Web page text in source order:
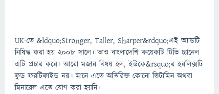
UK-তে &ldquo;Stronger, Taller, Sharper&rdquo;এই অ্যাডটি
নিষিদ্ধ করা হয় ২০০৮ সালে। তাও বাংলাদেশি কয়েকটি টিভি চ্যানেল
এটি প্রচার করে। আরো মজার বিষয় হল, ইউকে&rsquo;র হরলিক্সটি
ফুড ফরটিফাইড নয়। মানে এতে অতিরিক্ত কোনো ভিটামিন অথবা
মিনারেল এতে যোগ করা হয়নি।